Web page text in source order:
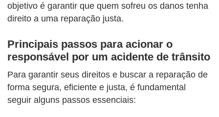
objetivo é garantir que quem sofreu os danos tenha
direito a uma reparação justa.
Principais passos para acionar o
responsável por um acidente de trânsito
Para garantir seus direitos e buscar a reparação de
forma segura, eficiente e justa, é fundamental
seguir alguns passos essenciais: